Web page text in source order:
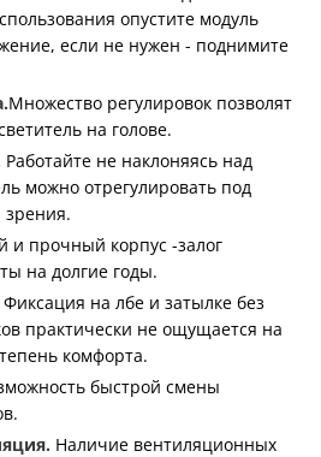
опустите модуль
если не нужен - поднимите
Множество регулировок позволят
на голове.
Работайте не наклоняясь над
можно отрегулировать под
зрения.
и прочный корпус -залог
на долгие годы.
Фиксация на лбе и затылке без
практически не ощущается на
комфорта.
быстрой смены
Наличие вентиляционных